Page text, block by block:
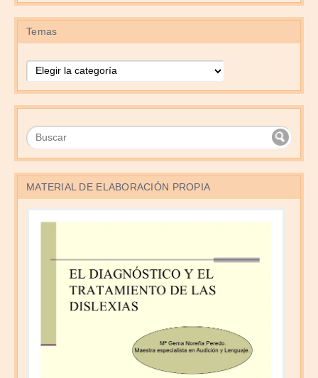
Temas
MATERIAL DE ELABORACIÓN PROPIA